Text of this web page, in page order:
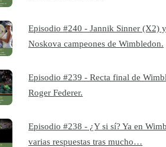
Episodio #240 - Jannik Sinner (X2)
Noskova campeones de Wimbledon.
Episodio #239 - Recta final de
Roger Federer.
Episodio #238 - ¿Y si sí? Ya en
varias respuestas tras mucho…